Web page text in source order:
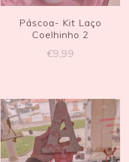
Páscoa- Kit Laço
Coelhinho 2
€9,99